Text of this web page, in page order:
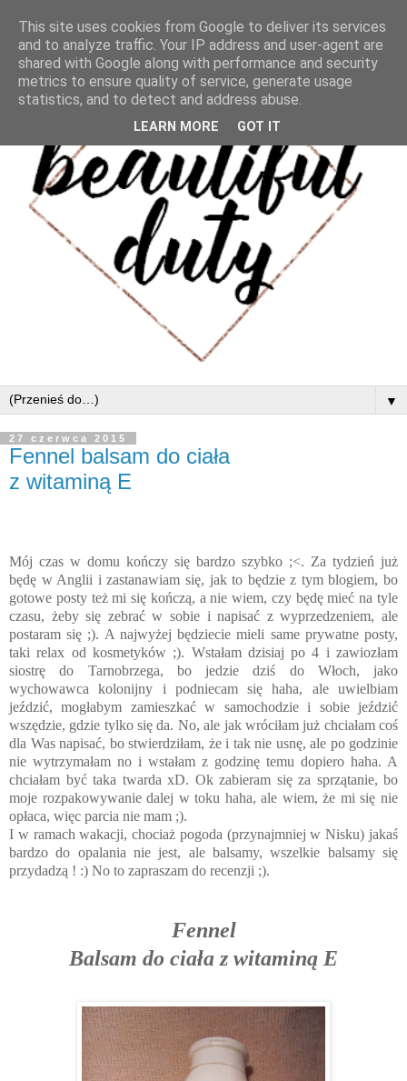
▼
27 czerwca 2015
Fennel balsam do ciała
z witaminą E
Mój czas w domu kończy się bardzo szybko ;<. Za tydzień już
będę w Anglii i zastanawiam się, jak to będzie z tym blogiem, bo
gotowe posty też mi się kończą, a nie wiem, czy będę mieć na tyle
czasu, żeby się zebrać w sobie i napisać z wyprzedzeniem, ale
postaram się ;). A najwyżej będziecie mieli same prywatne posty,
taki relax od kosmetyków ;). Wstałam dzisiaj po 4 i zawiozłam
siostrę do Tarnobrzega, bo jedzie dziś do Włoch, jako
wychowawca kolonijny i podniecam się haha, ale uwielbiam
jeździć, mogłabym zamieszkać w samochodzie i sobie jeździć
wszędzie, gdzie tylko się da. No, ale jak wróciłam już chciałam coś
dla Was napisać, bo stwierdziłam, że i tak nie usnę, ale po godzinie
nie wytrzymałam no i wstałam z godzinę temu dopiero haha. A
chciałam być taka twarda xD. Ok zabieram się za sprzątanie, bo
moje rozpakowywanie dalej w toku haha, ale wiem, że mi się nie
opłaca, więc parcia nie mam ;).
I w ramach wakacji, chociaż pogoda (przynajmniej w Nisku) jakaś
bardzo do opalania nie jest, ale balsamy, wszelkie balsamy się
przydadzą ! :) No to zapraszam do recenzji ;).
Fennel
Balsam do ciała z witaminą E
This site uses cookies from Google to deliver its services
and to analyze traffic. Your IP address and user-agent are
shared with Google along with performance and security
metrics to ensure quality of service, generate usage
statistics, and to detect and address abuse.
LEARN MORE GOT IT